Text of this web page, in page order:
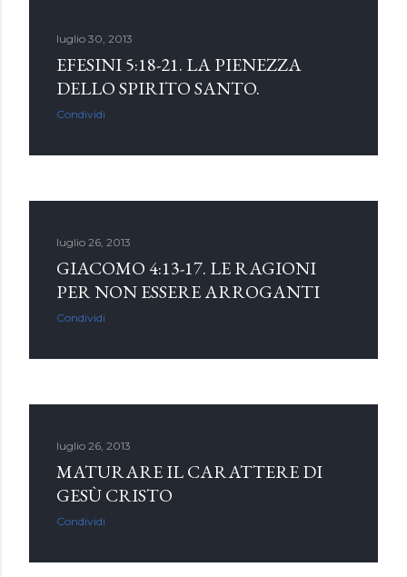
luglio 30, 2013
EFESINI 5:18-21. LA PIENEZZA
DELLO SPIRITO SANTO.
Condividi
luglio 26, 2013
GIACOMO 4:13-17. LE RAGIONI
PER NON ESSERE ARROGANTI
Condividi
luglio 26, 2013
MATURARE IL CARATTERE DI
GESÙ CRISTO
Condividi